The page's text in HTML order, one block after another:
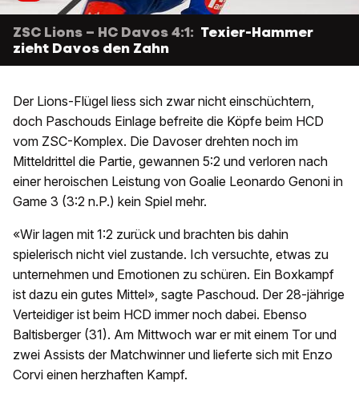
ZSC Lions – HC Davos 4:1: Texier-Hammer
zieht Davos den Zahn
Der Lions-Flügel liess sich zwar nicht einschüchtern,
doch Paschouds Einlage befreite die Köpfe beim HCD
vom ZSC-Komplex. Die Davoser drehten noch im
Mitteldrittel die Partie, gewannen 5:2 und verloren nach
einer heroischen Leistung von Goalie Leonardo Genoni in
Game 3 (3:2 n.P.) kein Spiel mehr.
«Wir lagen mit 1:2 zurück und brachten bis dahin
spielerisch nicht viel zustande. Ich versuchte, etwas zu
unternehmen und Emotionen zu schüren. Ein Boxkampf
ist dazu ein gutes Mittel», sagte Paschoud. Der 28-jährige
Verteidiger ist beim HCD immer noch dabei. Ebenso
Baltisberger (31). Am Mittwoch war er mit einem Tor und
zwei Assists der Matchwinner und lieferte sich mit Enzo
Corvi einen herzhaften Kampf.